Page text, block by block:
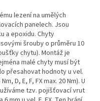
lezení na umělých
panelech. Jsou
a epoxidu. Chyty
šrouby o průměru 10
chytu). Montáž je
malé chyty musí být
přesahovat hodnoty u vel.
D, E, F, FX max. 20 Nm). U
tzv. pojišťovací vrut